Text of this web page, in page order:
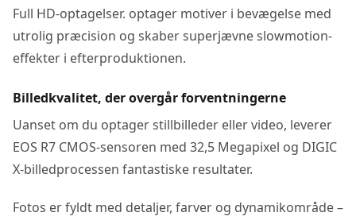
Full HD-optagelser. optager motiver i bevægelse med
utrolig præcision og skaber superjævne slowmotion-
effekter i efterproduktionen.
Billedkvalitet, der overgår forventningerne
Uanset om du optager stillbilleder eller video, leverer
EOS R7 CMOS-sensoren med 32,5 Megapixel og DIGIC
X-billedprocessen fantastiske resultater.
Fotos er fyldt med detaljer, farver og dynamikområde –